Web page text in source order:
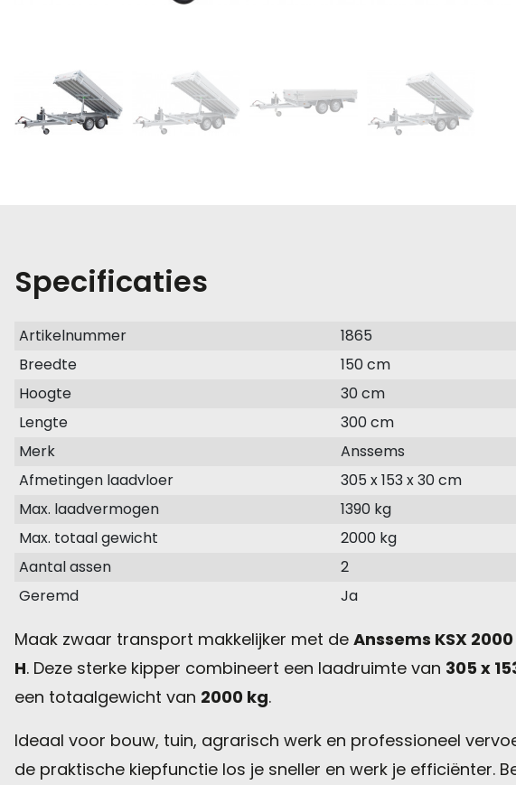
Specificaties
Artikelnummer
1865
Breedte
150 cm
Hoogte
30 cm
Lengte
300 cm
Merk
Anssems
Afmetingen laadvloer
305 x 153 x 30 cm
Max. laadvermogen
1390 kg
Max. totaal gewicht
2000 kg
Aantal assen
2
Geremd
Ja
Maak zwaar transport makkelijker met de Anssems KSX
H. Deze sterke kipper combineert een laadruimte van 305 x
een totaalgewicht van 2000 kg.
Ideaal voor bouw, tuin, agrarisch werk en professioneel
de praktische kiepfunctie los je sneller en werk je efficiënter.